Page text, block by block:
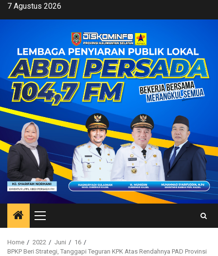
Skip7 Agustus 2026
Primary
Menu
Home 2022 Juni
16
BPKP Beri Strategi, Tanggapi Teguran KPK Atas Rendahnya PAD Provinsi